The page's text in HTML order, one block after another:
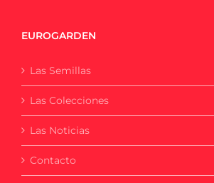
EUROGARDEN
Las Semillas
Las Colecciones
Las Noticias
Contacto